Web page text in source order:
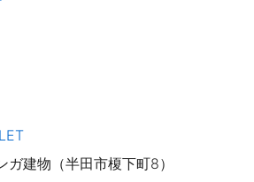
建物（半田市榎下町8）